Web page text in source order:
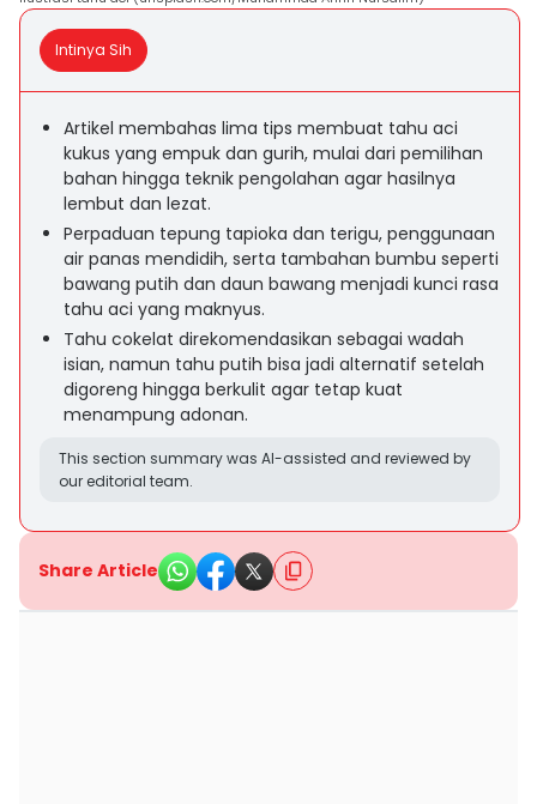
Intinya Sih
Artikel membahas lima tips membuat tahu aci
kukus yang empuk dan gurih, mulai dari pemilihan
bahan hingga teknik pengolahan agar hasilnya
lembut dan lezat.
Perpaduan tepung tapioka dan terigu, penggunaan
air panas mendidih, serta tambahan bumbu seperti
bawang putih dan daun bawang menjadi kunci rasa
tahu aci yang maknyus.
Tahu cokelat direkomendasikan sebagai wadah
isian, namun tahu putih bisa jadi alternatif setelah
digoreng hingga berkulit agar tetap kuat
menampung adonan.
This section summary was AI-assisted and reviewed by
our editorial team.
Share Article